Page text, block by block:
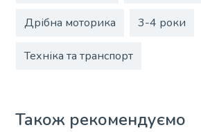
Дрібна моторика 3-4 роки
Техніка та транспорт
Також рекомендуємо